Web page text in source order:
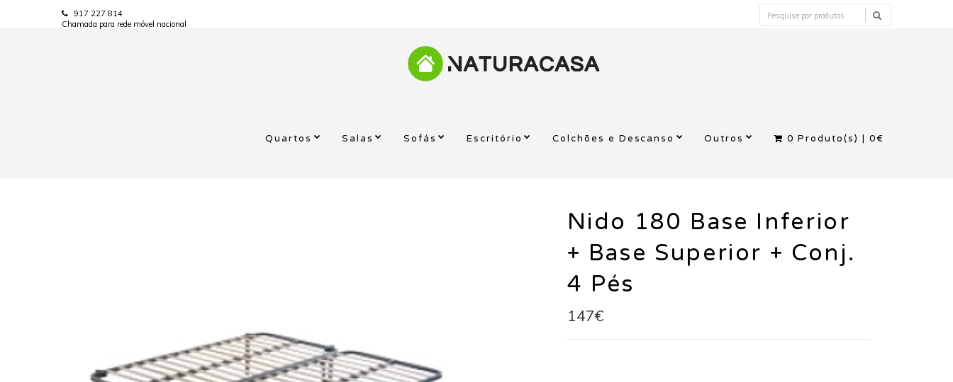
917 227 814
Chamada para rede móvel nacional
Quartos Salas Sofás Escritório Colchões e Descanso Outros 0 Produto(s) |0€
Nido 180 Base Inferior
+ Base Superior + Conj.
4 Pés
147€